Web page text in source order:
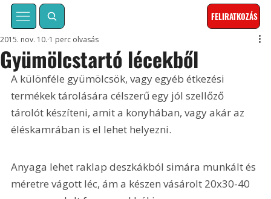
FELIRATKOZÁS
Gyümölcstartó lécekből
2015. nov. 10. 1 perc olvasás
A különféle gyümölcsök, vagy egyéb étkezési
termékek tárolására célszerű egy jól szellőző
tárolót készíteni, amit a konyhában, vagy akár az
éléskamrában is el lehet helyezni.
Anyaga lehet raklap deszkákból simára munkált és
méretre vágott léc, ám a készen vásárolt 20x30-40